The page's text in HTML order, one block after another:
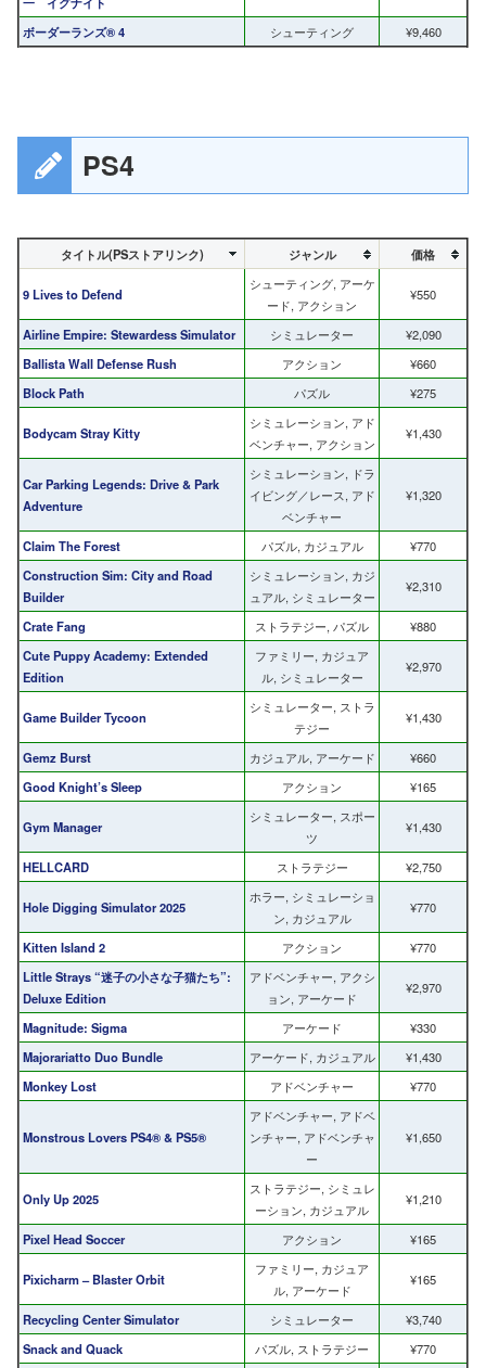
ボーダーランズ® 4
シューティング ¥9,460
PS4
タイトル(PSストアリンク) ジャンル 価格
9 Lives to Defend
シューティング, アーケ
ード, アクション
¥550
Airline Empire: Stewardess Simulator シミュレーター
¥2,090
Ballista Wall Defense Rush
アクション
¥660
Block Path
パズル ¥275
Bodycam Stray Kitty
シミュレーション, アド
ベンチャー, アクション
¥1,430
Car Parking Legends: Drive & Park
Adventure
シミュレーション, ドラ
イビング／レース, アド
ベンチャー
¥1,320
Claim The Forest パズル, カジュアル
¥770
Construction Sim: City and Road
Builder
シミュレーション, カジ
ュアル, シミュレーター
¥2,310
Crate Fang ストラテジー, パズル
¥880
Cute Puppy Academy: Extended
Edition
ファミリー, カジュア
ル, シミュレーター
¥2,970
Game Builder Tycoon
シミュレーター, ストラ
テジー
¥1,430
Gemz Burst カジュアル, アーケード
¥660
Good Knight’s Sleep
アクション ¥165
Gym Manager
シミュレーター, スポー
ツ
¥1,430
HELLCARD ストラテジー ¥2,750
Hole Digging Simulator 2025
ホラー, シミュレーショ
ン, カジュアル
¥770
Kitten Island 2 アクション
¥770
Little Strays “迷子の小さな子猫たち”:
Deluxe Edition
アドベンチャー, アクシ
ョン, アーケード
¥2,970
Magnitude: Sigma アーケード
¥330
Majorariatto Duo Bundle
アーケード, カジュアル
¥1,430
Monkey Lost
アドベンチャー ¥770
Monstrous Lovers PS4® & PS5®
アドベンチャー, アドベ
ンチャー, アドベンチャ
ー
¥1,650
Only Up 2025
ストラテジー, シミュレ
ーション, カジュアル
¥1,210
Pixel Head Soccer アクション ¥165
Pixicharm – Blaster Orbit
ファミリー, カジュア
ル, アーケード
¥165
Recycling Center Simulator シミュレーター
¥3,740
Snack and Quack
パズル, ストラテジー
¥770